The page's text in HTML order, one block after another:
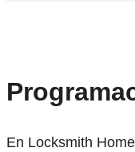
En Locksmith